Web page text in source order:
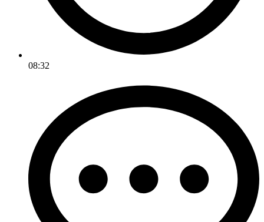
08:32